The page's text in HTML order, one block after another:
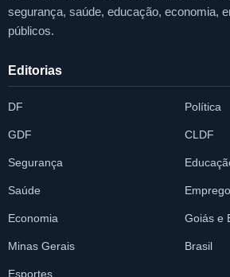
segurança, saúde, educação, economia,
públicos.
Editorias
DF Política
GDF CLDF
Segurança
Saúde
Economia Goiás e
Minas Gerais Brasil
Esportes